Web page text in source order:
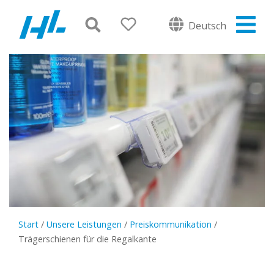
Deutsch
Start / Unsere Leistungen / Preiskommunikation /
Trägerschienen für die Regalkante